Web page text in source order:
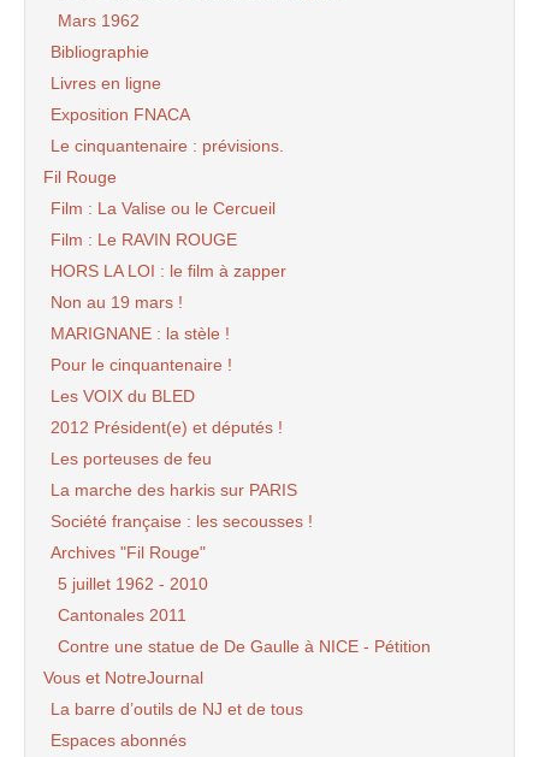
Mars 1962
Bibliographie
Livres en ligne
Exposition FNACA
Le cinquantenaire : prévisions.
Fil Rouge
Film : La Valise ou le Cercueil
Film : Le RAVIN ROUGE
HORS LA LOI : le film à zapper
Non au 19 mars !
MARIGNANE : la stèle !
Pour le cinquantenaire !
Les VOIX du BLED
2012 Président(e) et députés !
Les porteuses de feu
La marche des harkis sur PARIS
Société française : les secousses !
Archives "Fil Rouge"
5 juillet 1962 - 2010
Cantonales 2011
Contre une statue de De Gaulle à NICE - Pétition
Vous et NotreJournal
La barre d’outils de NJ et de tous
Espaces abonnés